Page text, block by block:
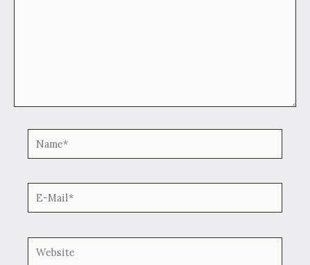
Name*
E-
Mail*
Website